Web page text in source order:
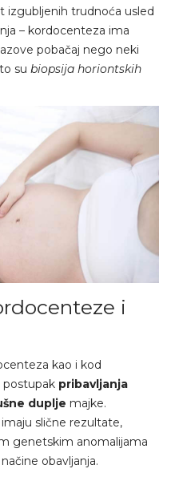
izgubljenih trudnoća usled
– kordocenteza ima
pobačaj nego neki
su biopsija horiontskih
i
kao i kod
pribavljanja
duplje majke.
slične rezultate,
genetskim anomalijama
obavljanja.